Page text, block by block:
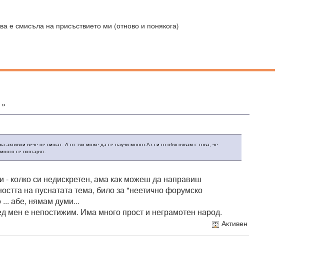
е смисъла на присъствието ми (отново и понякога)
»
активни вече не пишат. А от тях може да се научи много.Аз си го обяснявам с това, че
се повтарят.
колко си недискретен, ама как можеш да направиш
на пуснатата тема, било за "неетично форумско
... абе, нямам думи...
мен е непостижим. Има много прост и неграмотен народ.
Активен